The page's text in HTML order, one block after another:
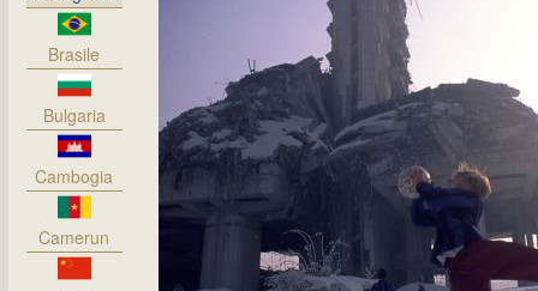
Brasile
Bulgaria
Cambogia
Camerun